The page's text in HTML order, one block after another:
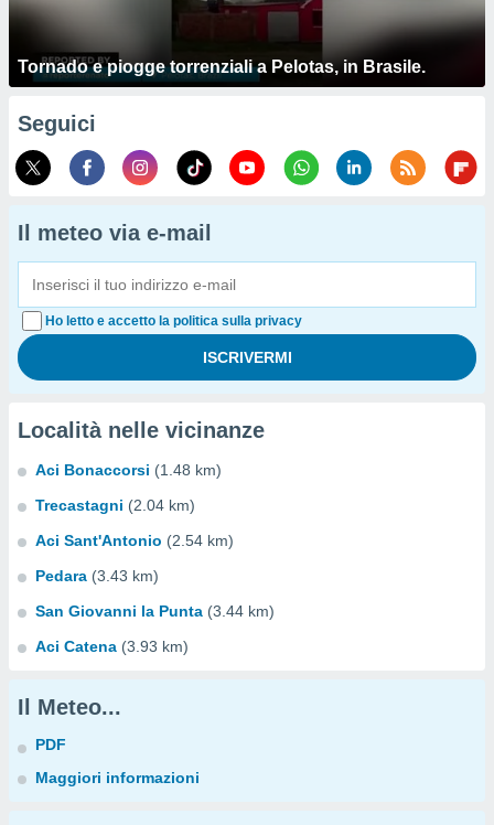
Tornado e piogge torrenziali a Pelotas, in Brasile.
Seguici
Il meteo via e-mail
Ho letto e accetto la politica sulla privacy
Località nelle vicinanze
Aci Bonaccorsi (1.48 km)
Trecastagni (2.04 km)
Aci Sant'Antonio (2.54 km)
Pedara (3.43 km)
San Giovanni la Punta (3.44 km)
Aci Catena (3.93 km)
Il Meteo...
PDF
Maggiori informazioni